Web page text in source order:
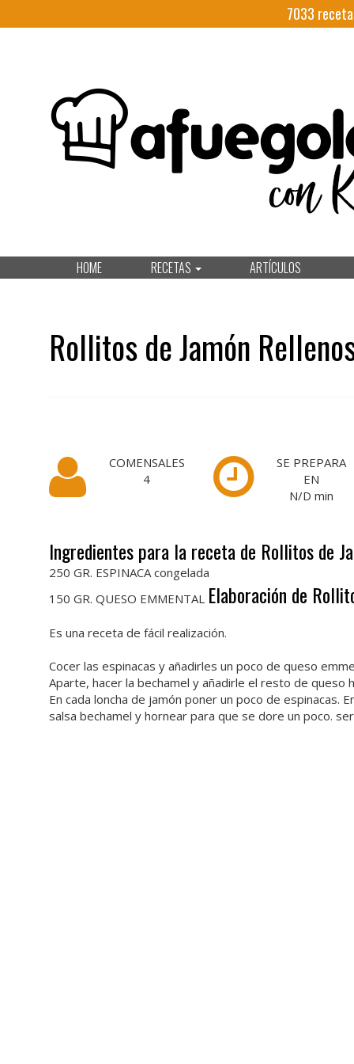
7033
HOME RECETAS ARTÍCULOS
Rollitos de Jamón
COMENSALES
4
SE PREPARA
EN
N/D min
Ingredientes para la receta de Rollitos de
250 GR. ESPINACA congelada
150 GR. QUESO EMMENTAL Elaboración de
Es una receta de fácil realización.
Cocer las espinacas y añadirles un poco de queso
Aparte, hacer la bechamel y añadirle el resto de queso
En cada loncha de jamón poner un poco de espinacas.
salsa bechamel y hornear para que se dore un poco.